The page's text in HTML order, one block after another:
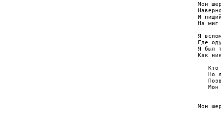
Мон
И
На миг
Я
Где
Я был
Как
Кто
Но
Мон
Мон